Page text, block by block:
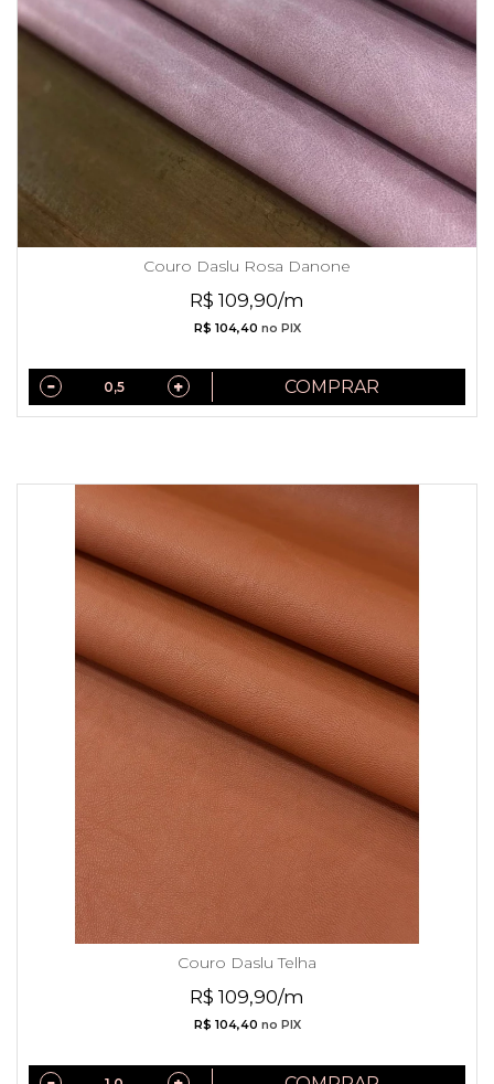
Couro Daslu Rosa Danone
R$ 109,90/m
R$ 104,40 no PIX
COMPRAR
Couro Daslu Telha
R$ 109,90/m
R$ 104,40 no PIX